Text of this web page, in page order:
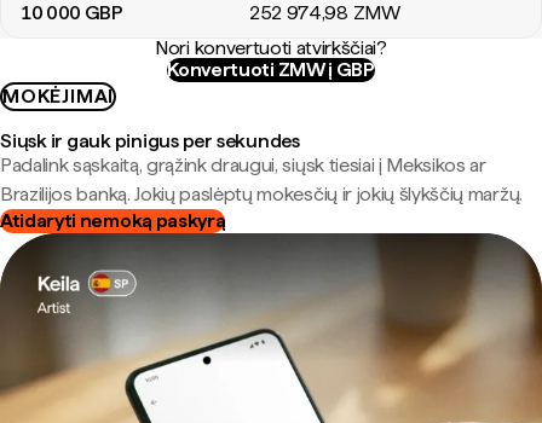
10 000 GBP 252 974,98 ZMW
Nori konvertuoti atvirkščiai?
Konvertuoti ZMW į GBP
MOKĖJIMAI
Siųsk ir gauk pinigus per sekundes
Padalink sąskaitą, grąžink draugui, siųsk tiesiai į Meksikos ar
Brazilijos banką. Jokių paslėptų mokesčių ir jokių šlykščių maržų.
Atidaryti nemoką paskyrą